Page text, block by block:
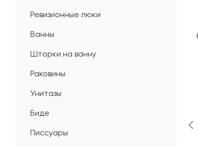
Ревизионные люки
Ванны
Шторки на ванну
Раковины
Унитазы
Биде
Писсуары